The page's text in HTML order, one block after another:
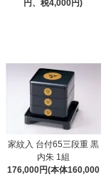
円、税4,000円)
家紋入 台付65三段重 黒
内朱 1組
176,000円(本体160,000